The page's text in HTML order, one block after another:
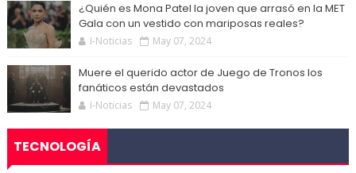
¿Quién es Mona Patel la joven que arrasó en la MET
Gala con un vestido con mariposas reales?
I-Noticias May 07, 2024
Muere el querido actor de Juego de Tronos los
fanáticos están devastados
I-Noticias May 07, 2024
TECNOLOGÍA